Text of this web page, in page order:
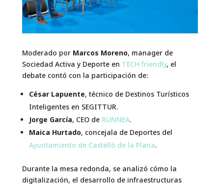
Moderado por Marcos Moreno, manager de
Sociedad Activa y Deporte en TECH friendly, el
debate contó con la participación de:
César Lapuente, técnico de Destinos Turísticos
Inteligentes en SEGITTUR.
Jorge García, CEO de RUNNEA.
Maica Hurtado, concejala de Deportes del
Ayuntamiento de Castelló de la Plana.
Durante la mesa redonda, se analizó cómo la
digitalización, el desarrollo de infraestructuras